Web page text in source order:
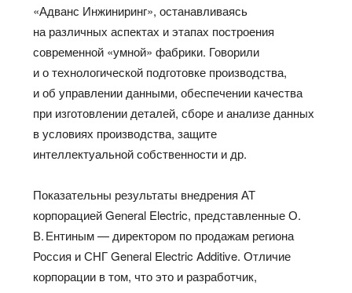
«Адванс Инжиниринг», останавливаясь
на различных аспектах и этапах построения
современной «умной» фабрики. Говорили
и о технологической подготовке производства,
и об управлении данными, обеспечении качества
при изготовлении деталей, сборе и анализе данных
в условиях производства, защите
интеллектуальной собственности и др.
Показательны результаты внедрения АТ
корпорацией General Electric, представленные О.
В. Ентиным — директором по продажам региона
Россия и СНГ General Electric Additive. Отличие
корпорации в том, что это и разработчик,